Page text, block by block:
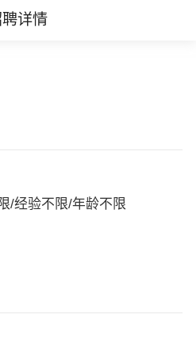
详情
/经验不限/年龄不限